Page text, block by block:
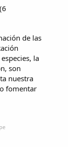
(6
de las
la
son
nuestra
fomentar